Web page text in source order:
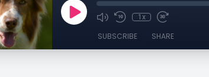
1x
SUBSCRIBE SHARE